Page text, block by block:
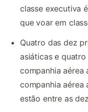
classe executiva
que voar em
Quatro das dez
asiáticas e quatro
companhia aérea
companhia aérea
estão entre as